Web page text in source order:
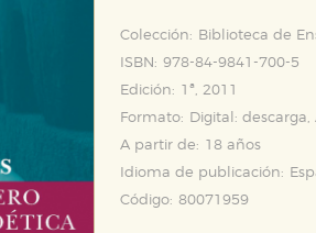
Colección:
Biblioteca de
ISBN: 978-84-9841-700-5
Edición: 1ª, 2011
Formato:
Digital:
A partir de: 18 años
Idioma de publicación:
Código: 80071959